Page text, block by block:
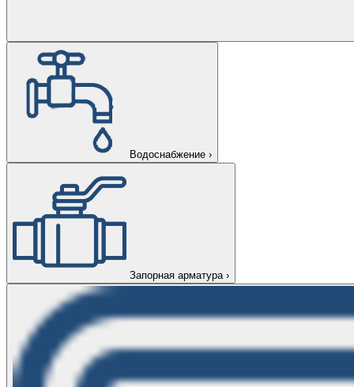
Водоснабжение ›
Запорная арматура ›